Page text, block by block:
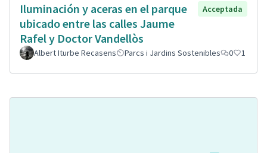
Iluminación y aceras en el parque
ubicado entre las calles Jaume
Rafel y Doctor Vandellòs
Acceptada
Albert Iturbe Recasens Parcs i Jardins Sostenibles 0 1